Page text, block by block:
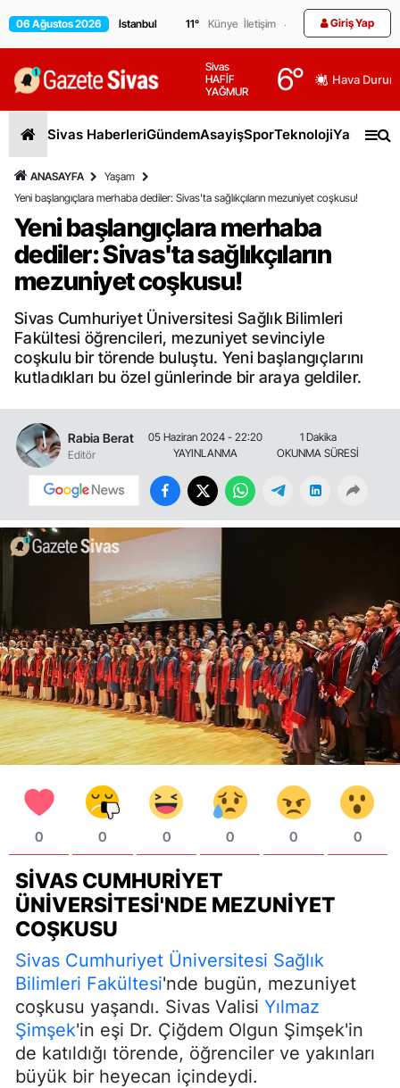
06 Ağustos 2026 11° Künye İletişim Giriş Yap
Sivas
HAFİF
YAĞMUR
6° Hava
Sivas HaberleriGündemAsayişSporTeknolojiYaşam
ANASAYFA
Yaşam
Yeni başlangıçlara merhaba dediler: Sivas'ta sağlıkçıların mezuniyet coşkusu!
Yeni başlangıçlara merhaba
dediler: Sivas'ta sağlıkçıların
mezuniyet coşkusu!
Sivas Cumhuriyet Üniversitesi Sağlık Bilimleri
Fakültesi öğrencileri, mezuniyet sevinciyle
coşkulu bir törende buluştu. Yeni başlangıçlarını
kutladıkları bu özel günlerinde bir araya geldiler.
Rabia Berat
Editör
05 Haziran 2024 - 22:20
YAYINLANMA
1 Dakika
OKUNMA SÜRESİ
0 0 0 0 0 0
SIVAS CUMHURIYET
ÜNIVERSITESI'NDE MEZUNIYET
COŞKUSU
Sivas Cumhuriyet Üniversitesi Sağlık
Bilimleri Fakültesi'nde bugün, mezuniyet
coşkusu yaşandı. Sivas Valisi Yılmaz
Şimşek'in eşi Dr. Çiğdem Olgun Şimşek'in
de katıldığı törende, öğrenciler ve yakınları
büyük bir heyecan içindeydi.